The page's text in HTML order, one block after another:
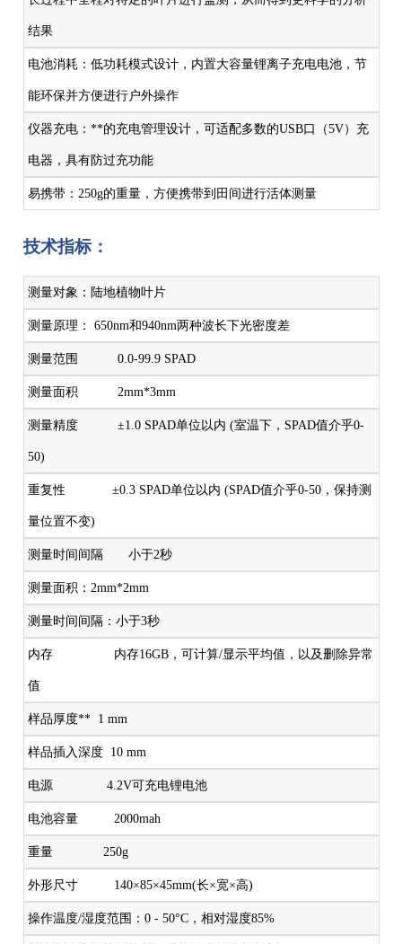
结果
电池消耗：低功耗模式设计，内置大容量锂离子充电电池，节
能环保并方便进行户外操作
仪器充电：**的充电管理设计，可适配多数的USB口（5V）充
电器，具有防过充功能
易携带：250g的重量，方便携带到田间进行活体测量
技术指标：
测量对象：陆地植物叶片
测量原理： 650nm和940nm两种波长下光密度差
测量范围 0.0-99.9 SPAD
测量面积 2mm*3mm
测量精度 ±1.0 SPAD单位以内 (室温下，SPAD值介乎0-
50)
重复性 ±0.3 SPAD单位以内 (SPAD值介乎0-50，保持测
量位置不变)
测量时间间隔 小于2秒
测量面积：2mm*2mm
测量时间间隔：小于3秒
内存 内存16GB，可计算/显示平均值，以及删除异常
值
样品厚度** 1 mm
样品插入深度 10 mm
电源 4.2V可充电锂电池
电池容量 2000mah
重量 250g
外形尺寸 140×85×45mm(长×宽×高)
操作温度/湿度范围：0 - 50°C，相对湿度85%